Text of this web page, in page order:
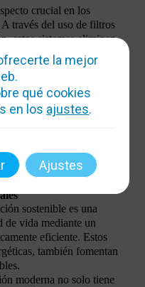
crucial en los
través del uso de filtros
estos sistemas eliminan
una atmósfera interior
humedad para evitar el
relacionados con la
para mantener un
moho.
saludable. Más
.
sostenible es una
de vida mediante un
eficiente. Estos
también fomentan
moderna no solo tiene
la mejor
qué cookies
en los ajustes.
Ajustes